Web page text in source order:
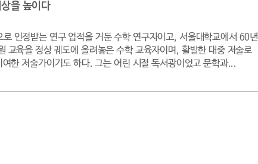
을 높이다
인정받는 연구 업적을 거둔 수학 연구자이고, 서울대학교에서 60년
교육을 정상 궤도에 올려놓은 수학 교육자이며, 활발한 대중 저술로
한 저술가이기도 하다. 그는 어린 시절 독서광이었고 문학과...